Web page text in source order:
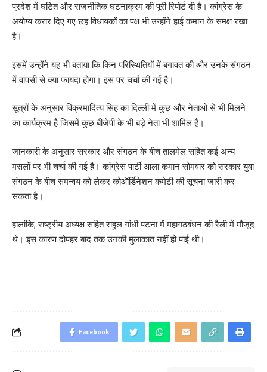
प्रदेश में घटित और राजनीतिक घटनाक्रम की पूरी रिपोर्ट दी है। कांग्रेस के
अयोग्य करार दिए गए छह विधायकों का पक्ष भी उन्होंने हाई कमान के समक्ष रखा
है।
इसमें उन्होंने यह भी बताया कि किन परिस्थितियों में बगावत की और उनके संगठन
में वापसी से क्या फायदा होगा। इस पर चर्चा की गई है।
सूत्रों के अनुसार विक्रमादित्य सिंह का दिल्ली में कुछ और नेताओं से भी मिलने
का कार्यक्रम है जिसमें कुछ बीजेपी के भी बड़े नेता भी शामिल है।
जानकारी के अनुसार सरकार और संगठन के बीच तालमेल सहित कई अन्य
मसलों पर भी चर्चा की गई है। कांग्रेस पार्टी आला कमान सोमवार को सरकार युवा
संगठन के बीच समन्वय को लेकर कोऑर्डिनेशन कमेटी की सूचना जारी कर
सकता है।
हालांकि, राष्ट्रीय अध्यक्ष सहित राहुल गांधी पटना में महागठबंधन की रैली में मौजूद
थे। इस कारण दोपहर बाद तक उनकी मुलाकात नहीं हो पाई थी।
Facebook